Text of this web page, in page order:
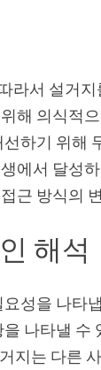
라서 설거
해 의식적
하기 위해
에서 달성
근 방식의
해석
성을 나타
나타낼 수
지는 다른